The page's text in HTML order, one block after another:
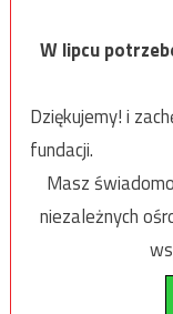
W lipcu
Dziękujemy! i
fundacji.
Masz
niezależnych